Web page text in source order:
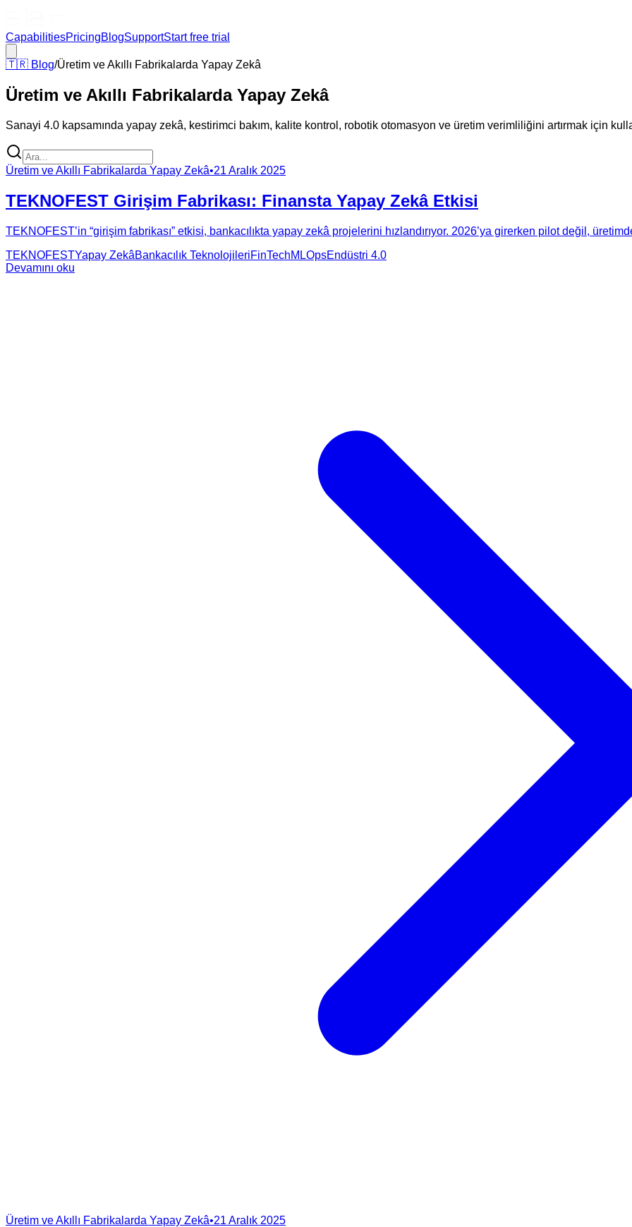
CapabilitiesPricingBlogSupportStart free trial
🇹🇷 Blog/Üretim ve Akıllı Fabrikalarda Yapay Zekâ
Üretim ve Akıllı Fabrikalarda Yapay Zekâ
Sanayi 4.0 kapsamında yapay zekâ, kestirimci bakım, kalite kontrol, robotik otomasyon ve üretim verimliliğini artırmak için
Üretim ve Akıllı Fabrikalarda Yapay Zekâ•21 Aralık 2025
TEKNOFEST Girişim Fabrikası: Finansta Yapay Zekâ Etkisi
TEKNOFEST’in “girişim fabrikası” etkisi, bankacılıkta yapay zekâ projelerini hızlandırıyor. 2026’ya girerken pilot değil,
TEKNOFESTYapay ZekâBankacılık TeknolojileriFinTechMLOpsEndüstri 4.0
Devamını oku
Üretim ve Akıllı Fabrikalarda Yapay Zekâ•21 Aralık 2025